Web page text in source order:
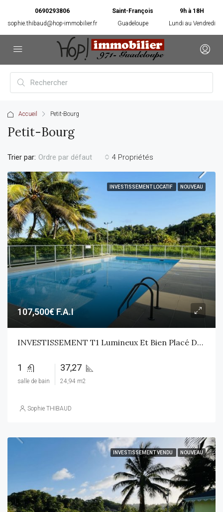
0690293806
sophie.thibaud@hop-immobilier.fr
Saint-François
Guadeloupe
9h à 18H
Lundi au Vendredi
Accueil Petit-Bourg
Petit-Bourg
4 Propriétés
Trier par: Ordre par défaut
INVESTISSEMENT LOCATIF NOUVEAU
107,500€ F.A.I
INVESTISSEMENT T1 Lumineux Et Bien Placé Dans Résidence Sécurisée Avec Piscine
1
salle de bain
37,27
24,94 m2
Sophie THIBAUD
INVESTISSEMENT VENDU NOUVEAU